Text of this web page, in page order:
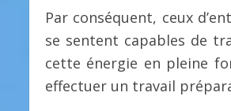
Par conséquent, ceux
se sentent capables de
cette énergie en pleine
effectuer un travail